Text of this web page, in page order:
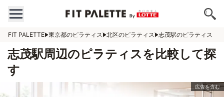
FIT PALETTE 東京都のピラティス 北区のピラティス 志茂駅のピラティス
志茂駅周辺のピラティスを比較して探
す